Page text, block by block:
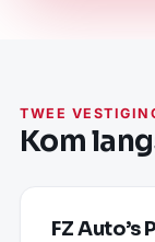
TWEE
Kom
FZ Auto’s